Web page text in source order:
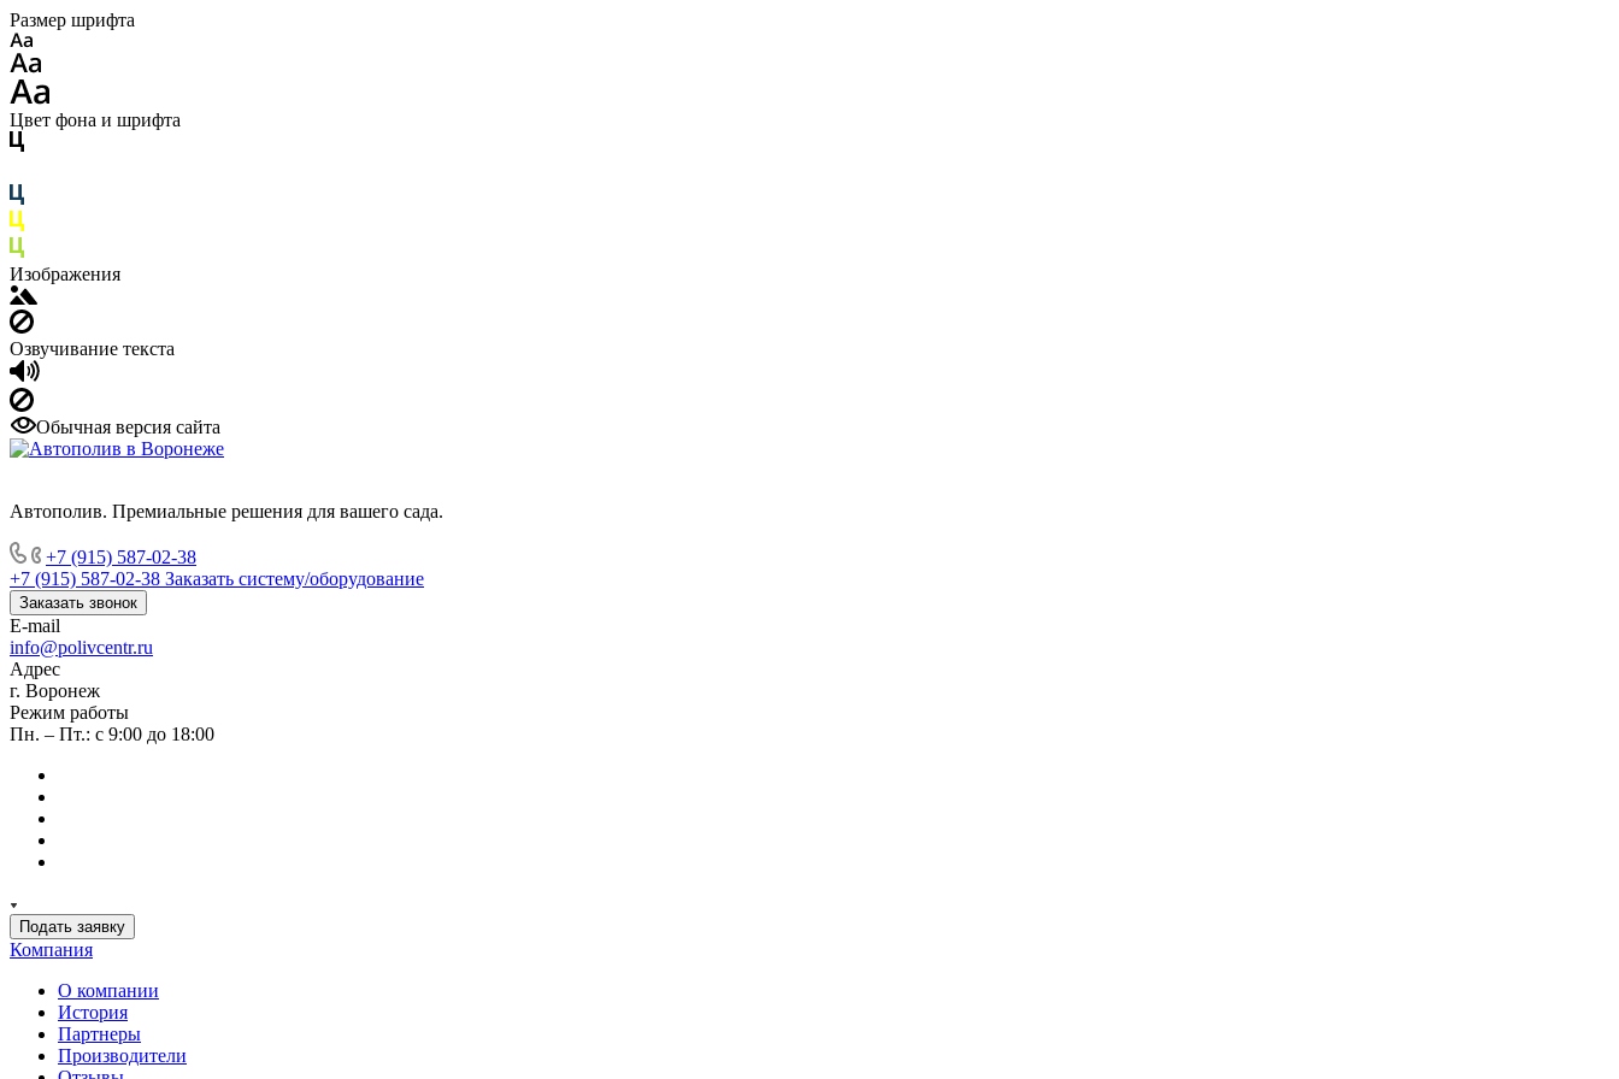
Размер шрифта
Цвет фона и шрифта
Изображения
Озвучивание текста
Обычная версия сайта
Автополив. Премиальные решения для вашего сада.
+7 (915) 587-02-38
+7 (915) 587-02-38 Заказать систему/оборудование
Заказать звонок
E-mail
info@polivcentr.ru
Адрес
г. Воронеж
Режим работы
Пн. – Пт.: с 9:00 до 18:00
Подать заявку
Компания
О компании
История
Партнеры
Производители